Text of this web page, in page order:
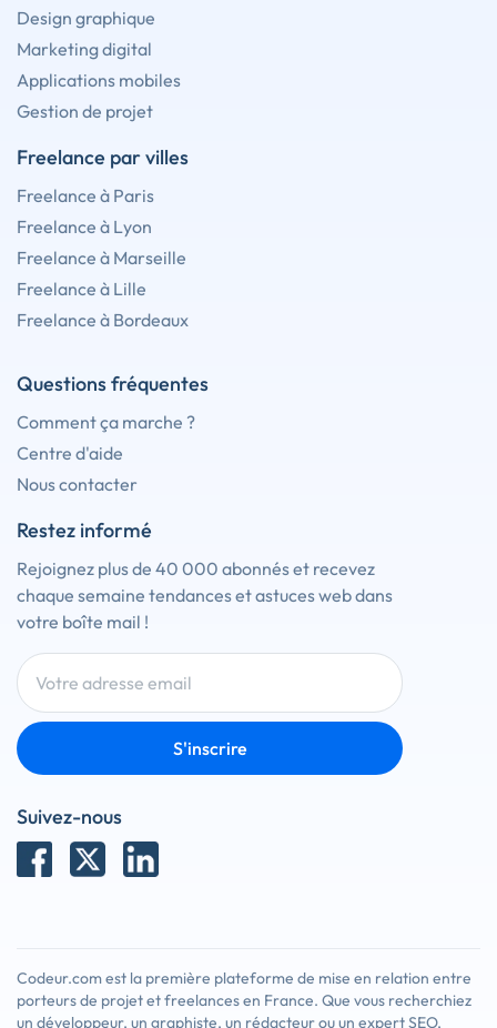
Design graphique
Marketing digital
Applications mobiles
Gestion de projet
Freelance par villes
Freelance à Paris
Freelance à Lyon
Freelance à Marseille
Freelance à Lille
Freelance à Bordeaux
Questions fréquentes
Comment ça marche ?
Centre d'aide
Nous contacter
Restez informé
Rejoignez plus de 40 000 abonnés et recevez
chaque semaine tendances et astuces web dans
votre boîte mail !
S'inscrire
Suivez-nous
Codeur.com est la première plateforme de mise en relation entre
porteurs de projet et freelances en France. Que vous recherchiez
un développeur, un graphiste, un rédacteur ou un expert SEO,